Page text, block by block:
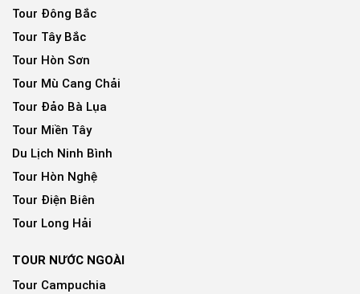
Tour Đông Bắc
Tour Tây Bắc
Tour Hòn Sơn
Tour Mù Cang Chải
Tour Đảo Bà Lụa
Tour Miền Tây
Du Lịch Ninh Bình
Tour Hòn Nghệ
Tour Điện Biên
Tour Long Hải
TOUR NƯỚC NGOÀI
Tour Campuchia